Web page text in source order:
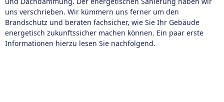
uns verschrieben. Wir kümmern uns ferner um den
Brandschutz und beraten fachsicher, wie Sie Ihr Gebäude
energetisch zukunftssicher machen können. Ein paar erste
Informationen hierzu lesen Sie nachfolgend.